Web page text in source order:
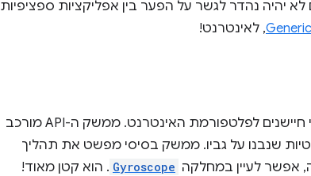
יהיה נהדר לגשר על הפער בין אפליקציות ספציפיות
, לאינטרנט!
הוא קבוצה של ממשקים שחושפים מכשירי חיישנים לפלטפורמת האינטרנט. ממשק ה-API מורכב
שנבנו על גביו. ממשק בסיסי מפשט את תהליך
אפשר לעיין במחלקה Gyroscope . הוא קטן מאוד!